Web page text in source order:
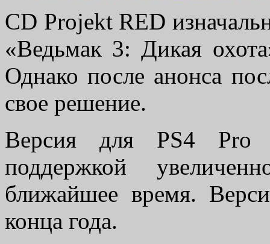
CD Projekt RED
«Ведьмак 3: Дикая
Однако после анонса
свое решение.
Версия для PS4 Pro
поддержкой
ближайшее время.
конца года.